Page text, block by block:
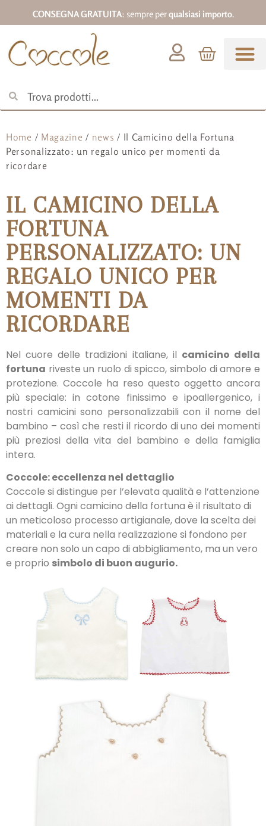
CONSEGNA GRATUITA: sempre perqualsiasi importo.
Home / Magazine / news / Il Camicino della Fortuna
Personalizzato: un regalo unico per momenti da
ricordare
IL CAMICINO DELLA
FORTUNA
PERSONALIZZATO: UN
REGALO UNICO PER
MOMENTI DA
RICORDARE
Nel cuore delle tradizioni italiane, il camicino della
fortuna riveste un ruolo di spicco, simbolo di amore e
protezione. Coccole ha reso questo oggetto ancora
più speciale: in cotone finissimo e ipoallergenico, i
nostri camicini sono personalizzabili con il nome del
bambino – così che resti il ricordo di uno dei momenti
più preziosi della vita del bambino e della famiglia
intera.
Coccole: eccellenza nel dettaglio
Coccole si distingue per l’elevata qualità e l’attenzione
ai dettagli. Ogni camicino della fortuna è il risultato di
un meticoloso processo artigianale, dove la scelta dei
materiali e la cura nella realizzazione si fondono per
creare non solo un capo di abbigliamento, ma un vero
e proprio simbolo di buon augurio.